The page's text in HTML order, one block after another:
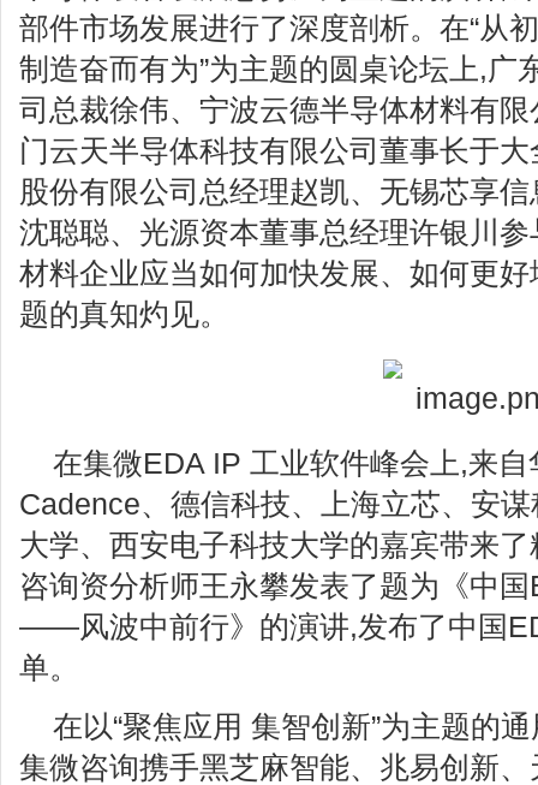
部件市场发展进行了深度剖析。在“从
制造奋而有为”为主题的圆桌论坛上,广
司总裁徐伟、宁波云德半导体材料有
门云天半导体科技有限公司董事长于
股份有限公司总经理赵凯、无锡芯享
沈聪聪、光源资本董事总经理许银川
材料企业应当如何加快发展、如何更
题的真知灼见。
在集微EDA IP 工业软件峰会上,来
Cadence、德信科技、上海立芯、安
大学、西安电子科技大学的嘉宾带来
咨询资分析师王永攀发表了题为《中
——风波中前行》的演讲,发布了中国
单。
在以“聚焦应用 集智创新”为主题的
集微咨询携手黑芝麻智能、兆易创新